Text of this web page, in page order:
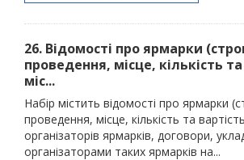
26. Відомості про ярмарки
проведення, місце, кількість
міс...
Набір містить відомості про ярмарки
проведення, місце, кількість та
організаторів ярмарків, договори,
організаторами таких ярмарків на...